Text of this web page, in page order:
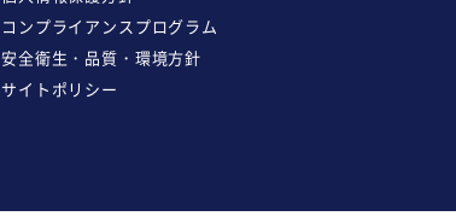
コンプライアンスプログラム
安全衛生・品質・環境方針
サイトポリシー